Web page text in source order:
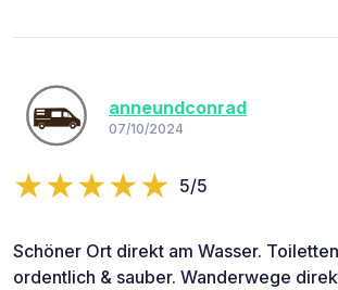
anneundconrad
07/10/2024
5/5
Schöner Ort direkt am Wasser.
ordentlich & sauber. Wanderwege